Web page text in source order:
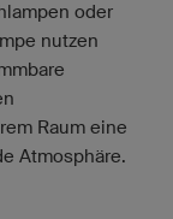
oder
nutzen
Raum eine
Atmosphäre.